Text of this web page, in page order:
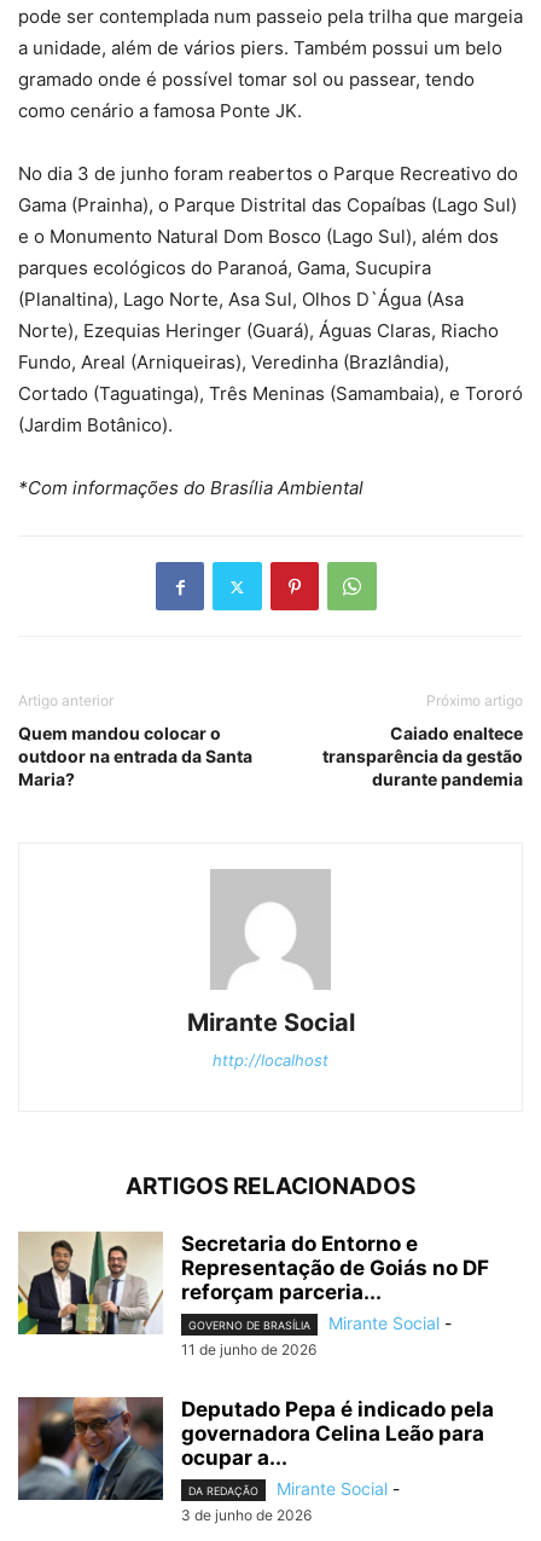
pode ser contemplada num passeio pela trilha que margeia
a unidade, além de vários piers. Também possui um belo
gramado onde é possível tomar sol ou passear, tendo
como cenário a famosa Ponte JK.
No dia 3 de junho foram reabertos o Parque Recreativo do
Gama (Prainha), o Parque Distrital das Copaíbas (Lago Sul)
e o Monumento Natural Dom Bosco (Lago Sul), além dos
parques ecológicos do Paranoá, Gama, Sucupira
(Planaltina), Lago Norte, Asa Sul, Olhos D`Água (Asa
Norte), Ezequias Heringer (Guará), Águas Claras, Riacho
Fundo, Areal (Arniqueiras), Veredinha (Brazlândia),
Cortado (Taguatinga), Três Meninas (Samambaia), e Tororó
(Jardim Botânico).
*Com informações do Brasília Ambiental
Artigo anterior
Quem mandou colocar o
outdoor na entrada da Santa
Maria?
Próximo artigo
Caiado enaltece
transparência da gestão
durante pandemia
Mirante Social
http://localhost
ARTIGOS RELACIONADOS
Secretaria do Entorno e
Representação de Goiás no DF
reforçam parceria...
GOVERNO DE BRASÍLIA Mirante Social -
11 de junho de 2026
Deputado Pepa é indicado pela
governadora Celina Leão para
ocupar a...
DA REDAÇÃO Mirante Social -
3 de junho de 2026